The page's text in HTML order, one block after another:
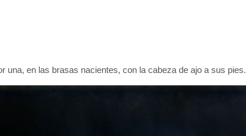
una, en las brasas nacientes, con la cabeza de ajo a sus pies.